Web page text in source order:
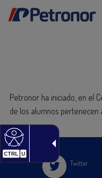
CTRL U
Petronor ha iniciado, en el
de los alumnos pertenecen
Twitter